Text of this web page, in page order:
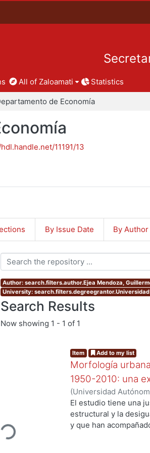
All of Zaloamati Statistics
de Economía
11191/13
By Issue Date By Author
Author: search.filters.author.Ejea Mendoza,
University:
Search Results
Now showing 1 - 1 of 1
Loading...
Item Add to my list
Morfología
1950-2010: una
(Universidad
de Servicios de
El estudio tiene una
estructural y la
y que han